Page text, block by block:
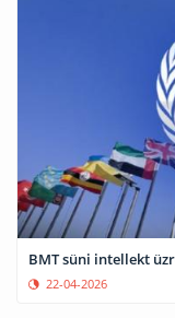
BMT süni intellekt
22-04-2026